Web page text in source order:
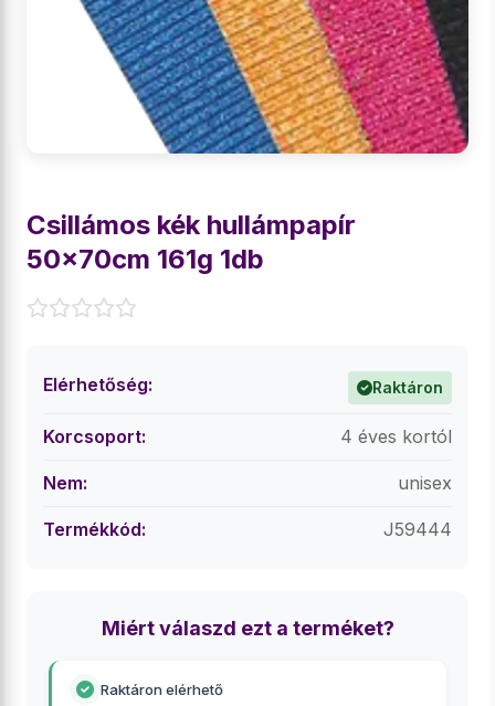
Csillámos kék hullámpapír
50x70cm 161g 1db
Elérhetőség: Raktáron
Korcsoport: 4 éves kortól
Nem: unisex
Termékkód: J59444
Miért válaszd ezt a terméket?
Raktáron elérhető